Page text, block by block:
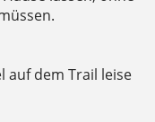
auf dem Trail leise